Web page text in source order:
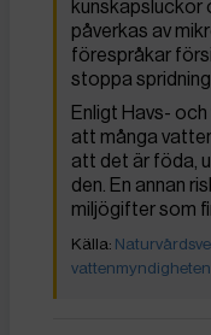
kunskapsluckor
påverkas av
förespråkar
stoppa
Enligt Havs-
att många
att det är föda,
den. En annan
miljögifter som
vattenmyndigheten